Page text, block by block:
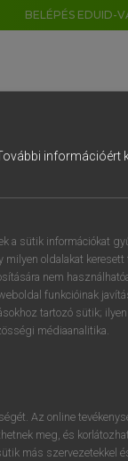
BELÉPÉS EDUID-
ésbelépek.
információért
a sütik információkat
oldalakat keresett
nem
funkcióinak
tartozó sütik;
médiaanalitika.
Az online
meg, és
más szervezetekkel
8 9
u i
k l é
m , .